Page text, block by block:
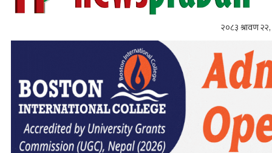
२०८३ श्रावण २२,